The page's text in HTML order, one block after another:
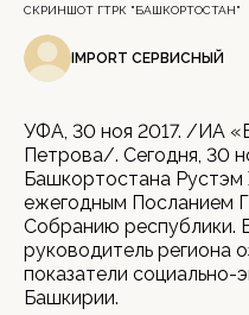
СКРИНШОТ ГТРК "БАШКОРТОСТАН"
IMPORT СЕРВИСНЫЙ
УФА, 30 ноя 2017. /ИА
Петрова/. Сегодня, 30
Башкортостана Рустэм
ежегодным Посланием
Собранию республики.
руководитель региона
показатели социально-
Башкирии.